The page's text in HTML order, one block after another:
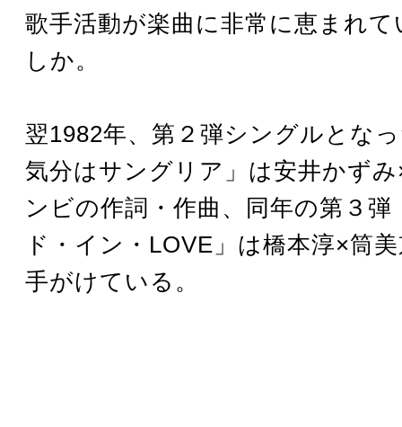
歌手活動が楽曲に非常に恵まれ
しか。
翌1982年、第２弾シングルとな
気分はサングリア」は安井かず
ンビの作詞・作曲、同年の第３弾
ド・イン・LOVE」は橋本淳×筒
手がけている。